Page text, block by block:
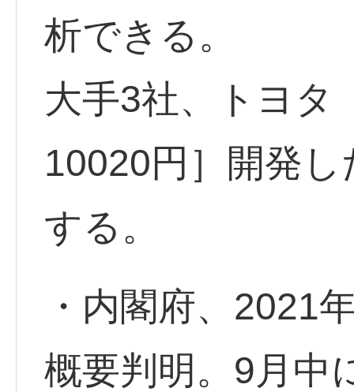
析できる。
大手3社、トヨ
10020円］開発
する。
・内閣府、2021
概要判明。9月中